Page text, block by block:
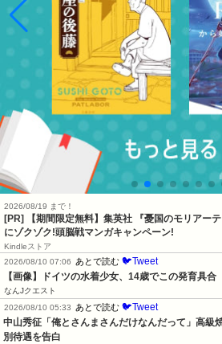
2026/08/19 まで！
[PR] 【期間限定無料】集英社 『憂国のモリアー
にゾクゾク!頭脳戦マンガキャンペーン!
Kindleストア
2026/08/10 07:06
あとで読む 🐦Tweet
【画像】ドイツの水着少女、14歳でこの発育具合
なんJクエスト
2026/08/10 05:33
あとで読む 🐦Tweet
中山秀征「俺とさんまさんだけなんだって」高級
別待遇を告白